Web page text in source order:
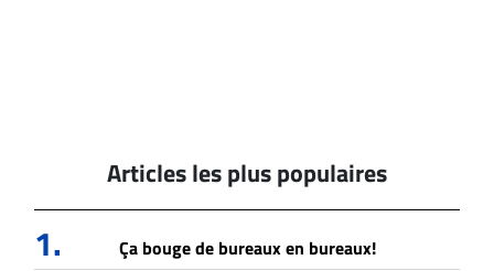
Articles les plus populaires
1. Ça bouge de bureaux en bureaux!